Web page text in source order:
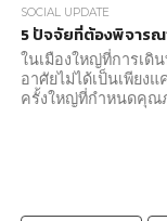
SOCIAL UPDATE
5 ปัจจัยที่ต้องพิจารณ
ในเมืองใหญ่ที่การเดิ
อาศัยไม่ได้เป็นเพีย
ครั้งใหญ่ที่กำหนดคุณ